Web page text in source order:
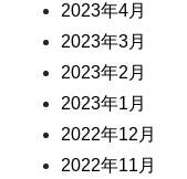
2023年4月
2023年3月
2023年2月
2023年1月
2022年12月
2022年11月